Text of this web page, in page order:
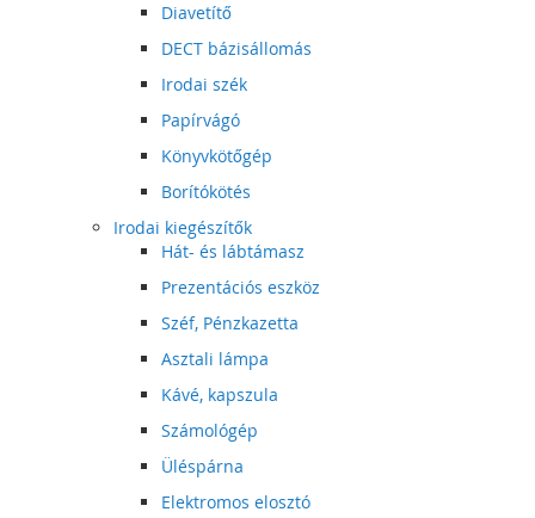
Diavetítő
DECT bázisállomás
Irodai szék
Papírvágó
Könyvkötőgép
Borítókötés
Irodai kiegészítők
Hát- és lábtámasz
Prezentációs eszköz
Széf, Pénzkazetta
Asztali lámpa
Kávé, kapszula
Számológép
Üléspárna
Elektromos elosztó